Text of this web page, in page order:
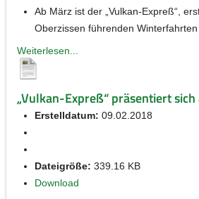
Ab März ist der „Vulkan-Expreß“,
Oberzissen führenden
Weiterlesen...
„Vulkan-Expreß“ präsentiert sich
Erstelldatum: 09.02.2018
Dateigröße: 339.16 KB
Download